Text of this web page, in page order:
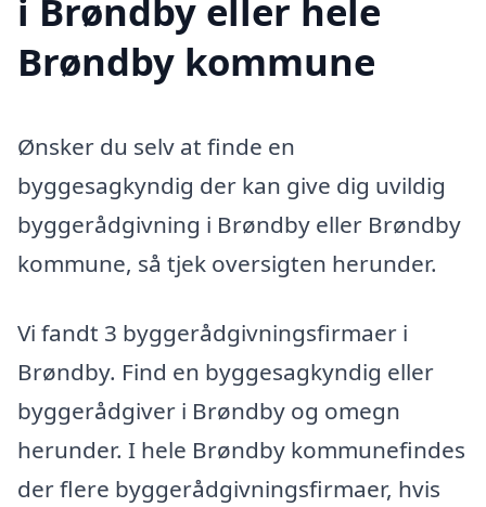
i Brøndby eller hele
Brøndby kommune
Ønsker du selv at finde en
byggesagkyndig der kan give dig uvildig
byggerådgivning i Brøndby eller Brøndby
kommune, så tjek oversigten herunder.
Vi fandt 3 byggerådgivningsfirmaer i
Brøndby. Find en byggesagkyndig eller
byggerådgiver i Brøndby og omegn
herunder. I hele Brøndby kommunefindes
der flere byggerådgivningsfirmaer, hvis